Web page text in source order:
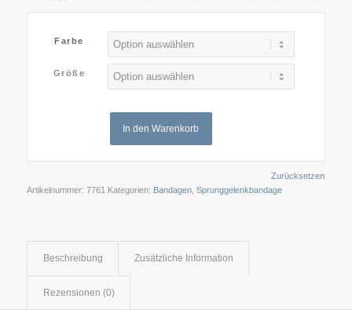
Farbe
Größe
Zurücksetzen
In den Warenkorb
Artikelnummer: 7761 Kategorien: Bandagen, Sprunggelenkbandage
Beschreibung Zusätzliche Information
Rezensionen (0)